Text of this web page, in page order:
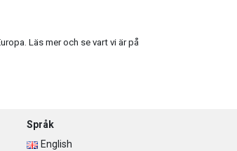
Läs mer och se vart vi är på
Språk
English